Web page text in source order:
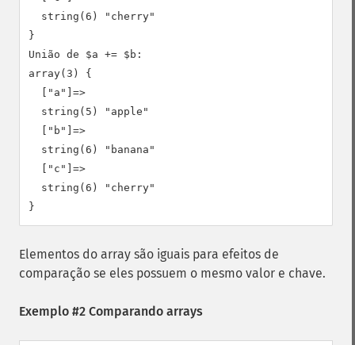
  string(6) "cherry"
}
União de $a += $b:
array(3) {
  ["a"]=>
  string(5) "apple"
  ["b"]=>
  string(6) "banana"
  ["c"]=>
  string(6) "cherry"
Elementos do array são iguais para efeitos de
comparação se eles possuem o mesmo valor e chave.
Exemplo #2 Comparando arrays